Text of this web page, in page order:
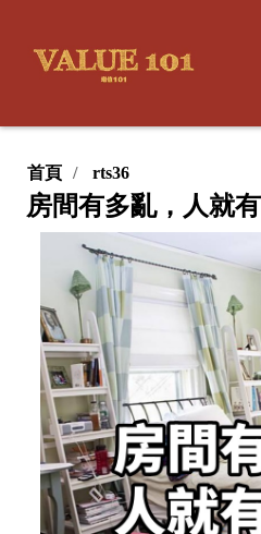
首頁 rts36
房間有多亂，人就